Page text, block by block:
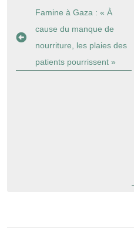
Navigation
de
l’article
Famine à Gaza : « À
cause du manque de
nourriture, les plaies des
patients pourrissent »